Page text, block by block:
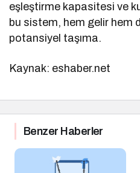
eşleştirme kapasitesi ve
bu sistem, hem gelir hem
potansiyel taşıma.
Kaynak: eshaber.net
Benzer Haberler